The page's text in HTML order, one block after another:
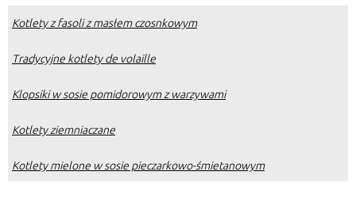
Kotlety z fasoli z masłem czosnkowym
Tradycyjne kotlety de volaille
Klopsiki w sosie pomidorowym z warzywami
Kotlety ziemniaczane
Kotlety mielone w sosie pieczarkowo-śmietanowym